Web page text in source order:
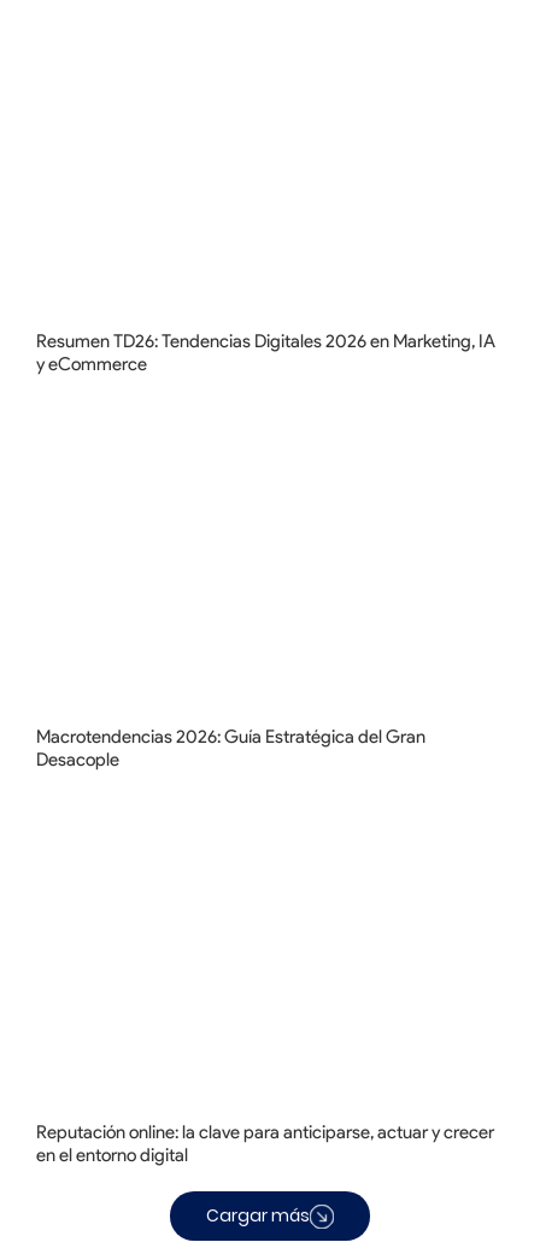
Resumen TD26: Tendencias Digitales 2026 en Marketing, IA
y eCommerce
Macrotendencias 2026: Guía Estratégica del Gran
Desacople
Reputación online: la clave para anticiparse, actuar y crecer
en el entorno digital
Cargar más